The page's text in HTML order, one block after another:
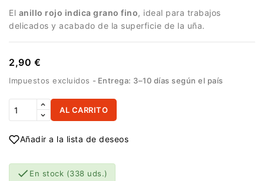
El anillo rojo indica grano fino, ideal para trabajos
delicados y acabado de la superficie de la uña.
2,90 €
Impuestos excluidos Entrega: 3–10 días según el país
AL CARRITO
Añadir a la lista de deseos
 En stock (338 uds.)